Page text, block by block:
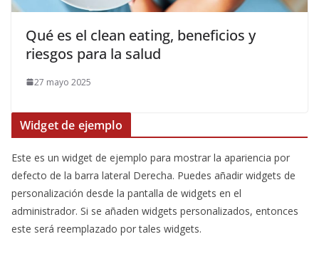
Qué es el clean eating, beneficios y
riesgos para la salud
27 mayo 2025
Widget de ejemplo
Este es un widget de ejemplo para mostrar la apariencia por
defecto de la barra lateral Derecha. Puedes añadir widgets de
personalización desde la pantalla de widgets en el
administrador. Si se añaden widgets personalizados, entonces
este será reemplazado por tales widgets.